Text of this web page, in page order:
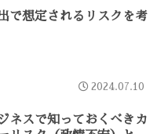
で想定されるリスクを考
2024.07.10
ネスで知っておくべきカ